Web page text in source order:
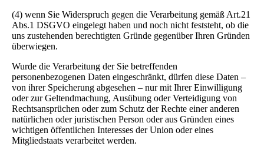
(4) wenn Sie Widerspruch gegen die Verarbeitung gemäß Art.21
Abs.1 DSGVO eingelegt haben und noch nicht feststeht, ob die
uns zustehenden berechtigten Gründe gegenüber Ihren Gründen
überwiegen.
Wurde die Verarbeitung der Sie betreffenden
personenbezogenen Daten eingeschränkt, dürfen diese Daten –
von ihrer Speicherung abgesehen – nur mit Ihrer Einwilligung
oder zur Geltendmachung, Ausübung oder Verteidigung von
Rechtsansprüchen oder zum Schutz der Rechte einer anderen
natürlichen oder juristischen Person oder aus Gründen eines
wichtigen öffentlichen Interesses der Union oder eines
Mitgliedstaats verarbeitet werden.